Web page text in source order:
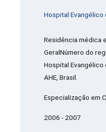
Hospital Evangélico
Residência médica
GeralNúmero do
Hospital Evangélico
AHE, Brasil.
Especialização em
2006 - 2007